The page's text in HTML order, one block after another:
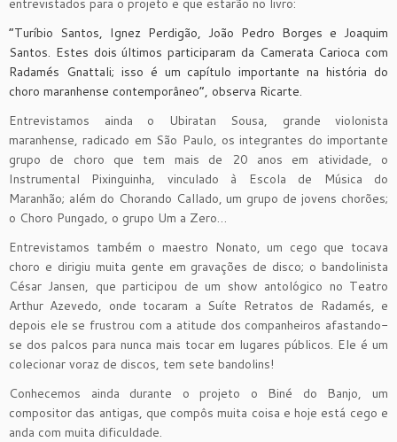
“Turíbio Santos, Ignez Perdigão, João Pedro Borges e Joaquim
Santos. Estes dois últimos participaram da Camerata Carioca com
Radamés Gnattali; isso é um capítulo importante na história do
choro maranhense contemporâneo”, observa Ricarte.
Entrevistamos ainda o Ubiratan Sousa, grande violonista
maranhense, radicado em São Paulo, os integrantes do importante
grupo de choro que tem mais de 20 anos em atividade, o
Instrumental Pixinguinha, vinculado à Escola de Música do
Maranhão; além do Chorando Callado, um grupo de jovens chorões;
o Choro Pungado, o grupo Um a Zero…
Entrevistamos também o maestro Nonato, um cego que tocava
choro e dirigiu muita gente em gravações de disco; o bandolinista
César Jansen, que participou de um show antológico no Teatro
Arthur Azevedo, onde tocaram a Suíte Retratos de Radamés, e
depois ele se frustrou com a atitude dos companheiros afastando-
se dos palcos para nunca mais tocar em lugares públicos. Ele é um
colecionar voraz de discos, tem sete bandolins!
Conhecemos ainda durante o projeto o Biné do Banjo, um
compositor das antigas, que compôs muita coisa e hoje está cego e
anda com muita dificuldade.